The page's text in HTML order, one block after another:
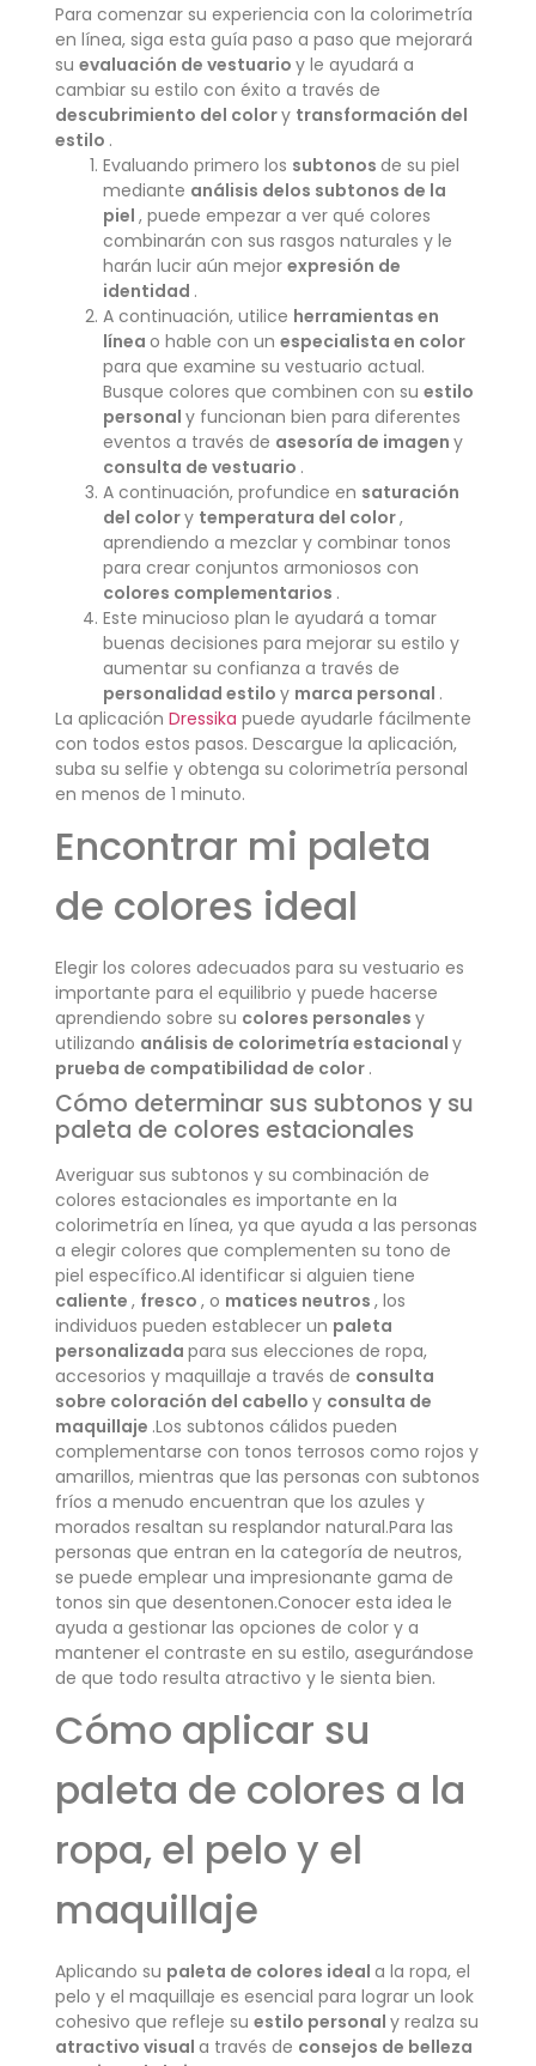
Para comenzar su experiencia con la colorimetría
en línea, siga esta guía paso a paso que mejorará
su evaluación de vestuario y le ayudará a
cambiar su estilo con éxito a través de
descubrimiento del colory transformación del
estilo .
Evaluando primero los subtonos de su piel
mediante análisis delos subtonos de la
piel , puede empezar a ver qué colores
combinarán con sus rasgos naturales y le
harán lucir aún mejor expresión de
identidad .
A continuación, utilice herramientas en
línea o hable con un especialista en color
para que examine su vestuario actual.
Busque colores que combinen con su estilo
personal y funcionan bien para diferentes
eventos a través de asesoría de imagen y
consulta de vestuario .
A continuación, profundice en saturación
del colory temperatura del color,
aprendiendo a mezclar y combinar tonos
para crear conjuntos armoniosos con
colores complementarios .
Este minucioso plan le ayudará a tomar
buenas decisiones para mejorar su estilo y
aumentar su confianza a través de
personalidad estilo y marca personal .
La aplicación Dressika puede ayudarle fácilmente
con todos estos pasos. Descargue la aplicación,
suba su selfie y obtenga su colorimetría personal
en menos de 1 minuto.
Encontrar mi paleta
de colores ideal
Elegir los colores adecuados para su vestuario es
importante para el equilibrio y puede hacerse
aprendiendo sobre su colores personales y
utilizando análisis de colorimetría estacional y
prueba de compatibilidad de color .
Cómo determinar sus subtonos y su
paleta de colores estacionales
Averiguar sus subtonos y su combinación de
colores estacionales es importante en la
colorimetría en línea, ya que ayuda a las personas
a elegir colores que complementen su tono de
piel específico.Al identificar si alguien tiene
caliente , fresco , o matices neutros , los
individuos pueden establecer un paleta
personalizada para sus elecciones de ropa,
accesorios y maquillaje a través de consulta
sobre coloración del cabello y consulta de
maquillaje .Los subtonos cálidos pueden
complementarse con tonos terrosos como rojos y
amarillos, mientras que las personas con subtonos
fríos a menudo encuentran que los azules y
morados resaltan su resplandor natural.Para las
personas que entran en la categoría de neutros,
se puede emplear una impresionante gama de
tonos sin que desentonen.Conocer esta idea le
ayuda a gestionar las opciones de color y a
mantener el contraste en su estilo, asegurándose
de que todo resulta atractivo y le sienta bien.
Cómo aplicar su
paleta de colores a la
ropa, el pelo y el
maquillaje
Aplicando su paleta de colores ideal a la ropa, el
pelo y el maquillaje es esencial para lograr un look
cohesivo que refleje su estilo personal y realza su
atractivo visual a través de consejos de belleza